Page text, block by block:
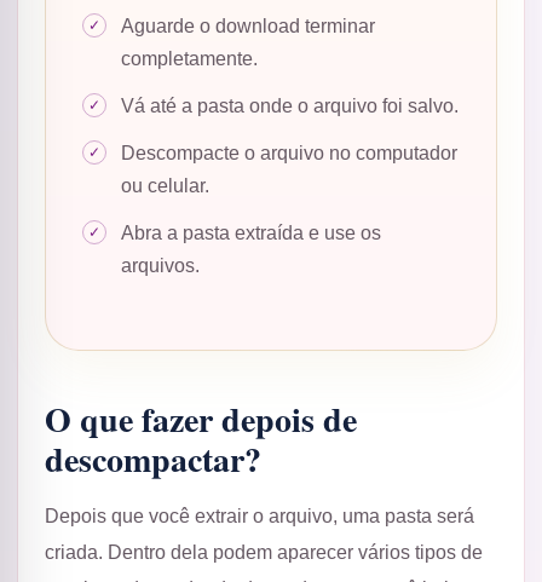
Aguarde o download terminar
completamente.
Vá até a pasta onde o arquivo foi salvo.
Descompacte o arquivo no computador
ou celular.
Abra a pasta extraída e use os
arquivos.
O que fazer depois de
descompactar?
Depois que você extrair o arquivo, uma pasta será
criada. Dentro dela podem aparecer vários tipos de